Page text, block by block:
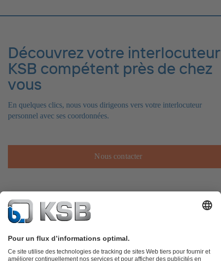
Découvrez votre interlocuteur
KSB compétent près de chez
vous
En quelques clics, nous vous dirigeons vers votre interlocuteur
personnel avec ses coordonnées.
Nous contacter